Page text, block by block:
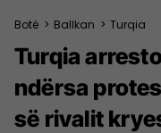
Botë > Ballkan > Turqia
Turqia
ndërsa
së rivalit